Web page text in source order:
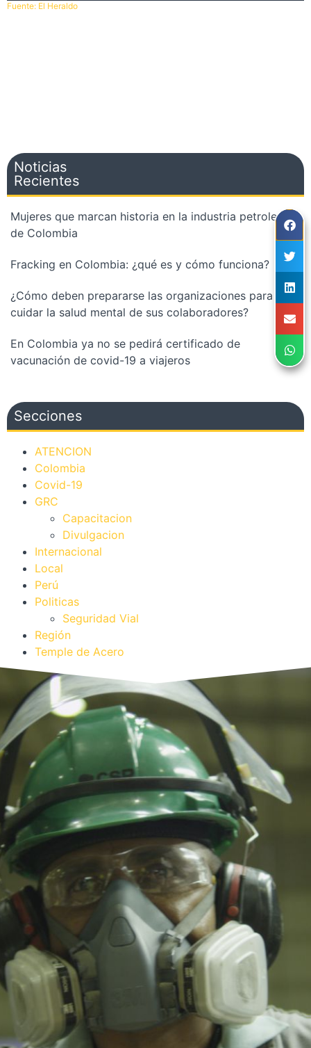
Fuente: El Heraldo
Noticias
Recientes
Mujeres que marcan historia en la industria petrolera
de Colombia
Fracking en Colombia: ¿qué es y cómo funciona?
¿Cómo deben prepararse las organizaciones para
cuidar la salud mental de sus colaboradores?
En Colombia ya no se pedirá certificado de
vacunación de covid-19 a viajeros
Secciones
ATENCION
Colombia
Covid-19
GRC
Capacitacion
Divulgacion
Internacional
Local
Perú
Politicas
Seguridad Vial
Región
Temple de Acero